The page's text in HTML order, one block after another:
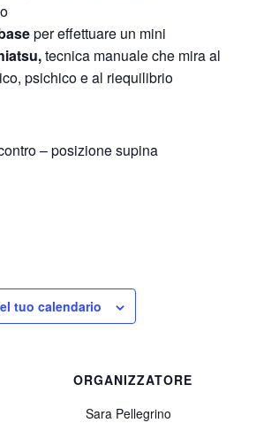
per effettuare un mini
tecnica manuale che mira al
psichico e al riequilibrio
– posizione supina
tuo calendario
ORGANIZZATORE
Sara Pellegrino